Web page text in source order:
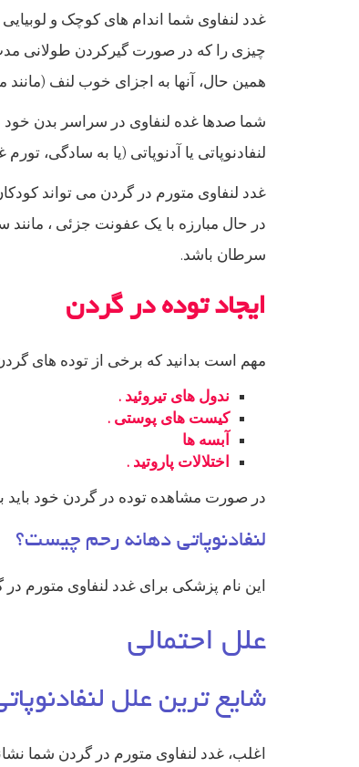
غدد لنفاوی شما اندام های کوچک و
چیزی را که در صورت گیرکردن طولانی
همین حال، آنها به اجزای خوب لنف (مانند
شما صدها غده لنفاوی در سراسر بدن خود
لنفادنوپاتی یا آدنوپاتی (یا به سادگی،
غدد لنفاوی متورم در گردن می تواند
در حال مبارزه با یک عفونت جزئی ، مانند
سرطان باشد.
ایجاد توده در گردن
مهم است بدانید که برخی از توده های گردن
ندول های تیروئید .
کیست های پوستی .
آبسه ها
اختلالات پاروتید .
در صورت مشاهده توده در گردن خود باید
لنفادنوپاتی دهانه رحم چیست؟
این نام پزشکی برای غدد لنفاوی متورم
علل احتمالی
شایع ترین علل
اغلب، غدد لنفاوی متورم در گردن شما